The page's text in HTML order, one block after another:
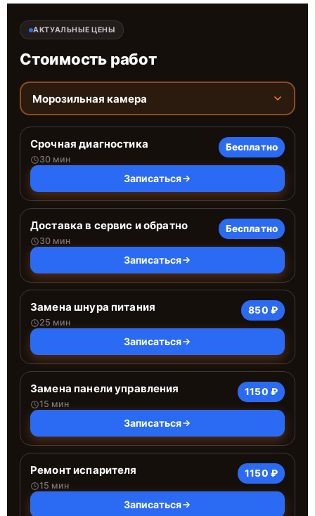
АКТУАЛЬНЫЕ ЦЕНЫ
Стоимость работ
Морозильная камера
Срочная диагностика
30 мин
Бесплатно
Записаться
Доставка в сервис и обратно
30 мин
Бесплатно
Записаться
Замена шнура питания
25 мин
850 ₽
Записаться
Замена панели управления
15 мин
1150 ₽
Записаться
Ремонт испарителя
15 мин
1150 ₽
Записаться